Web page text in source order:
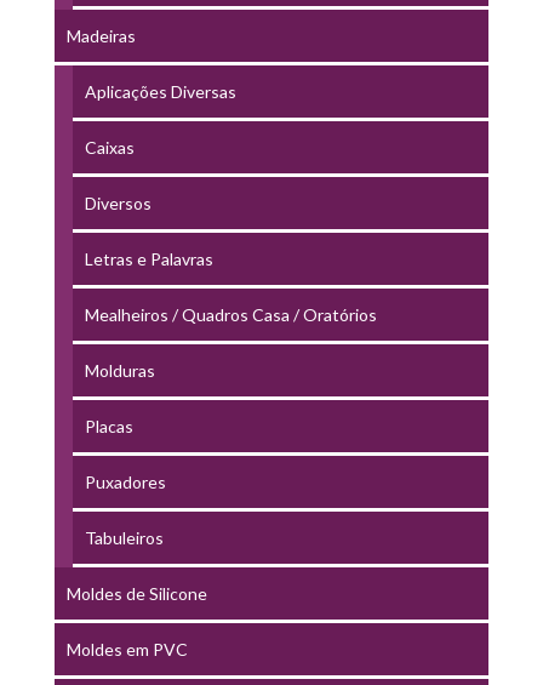
Madeiras
Aplicações Diversas
Caixas
Diversos
Letras e Palavras
Mealheiros / Quadros Casa / Oratórios
Molduras
Placas
Puxadores
Tabuleiros
Moldes de Silicone
Moldes em PVC